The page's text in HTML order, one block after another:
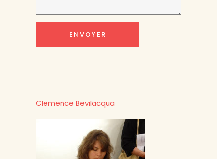
Clémence Bevilacqua